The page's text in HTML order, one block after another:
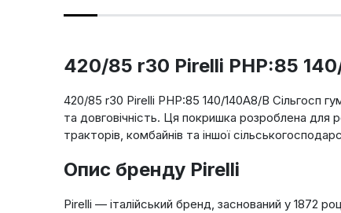
420/85 r30 Pirelli PHP:85
420/85 r30 Pirelli PHP:85 140/140A8/B Сільгосп
та довговічність. Ця покришка розроблена для
тракторів, комбайнів та іншої
Опис бренду Pirelli
Pirelli — італійський бренд, заснований у 1872